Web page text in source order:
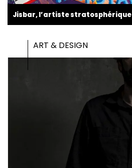
Jisbar, l’artiste stratosphérique
ART & DESIGN